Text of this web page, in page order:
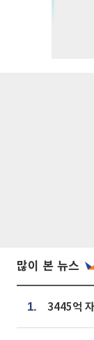
많이 본 뉴스
1.